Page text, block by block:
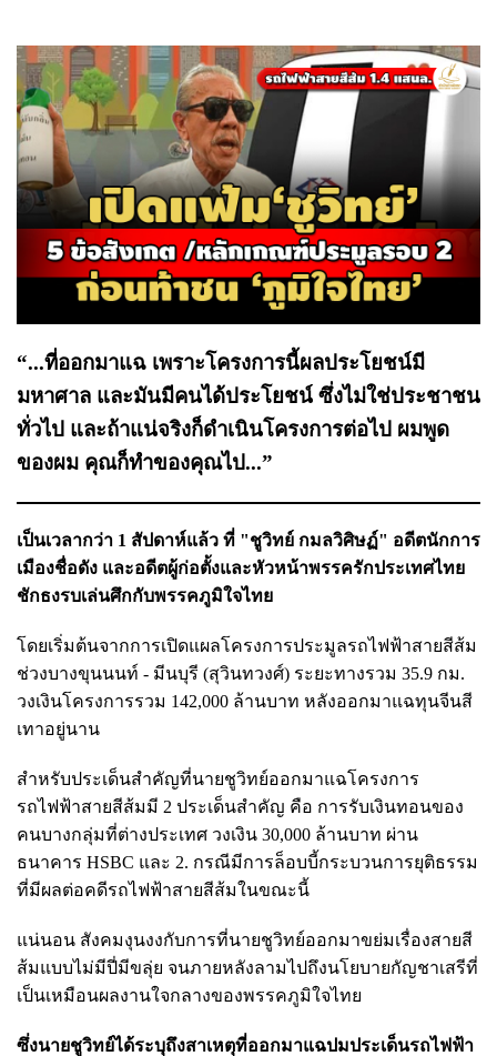
“...ที่ออกมาแฉ เพราะโครงการนี้ผลประโยชน์มี
มหาศาล และมันมีคนได้ประโยชน์ ซึ่งไม่ใช่ประชาชน
ทั่วไป และถ้าแน่จริงก็ดำเนินโครงการต่อไป ผมพูด
ของผม คุณก็ทำของคุณไป...”
เป็นเวลากว่า 1 สัปดาห์แล้ว ที่ "ชูวิทย์ กมลวิศิษฏ์" อดีตนักการ
เมืองชื่อดัง และอดีตผู้ก่อตั้งและหัวหน้าพรรครักประเทศไทย
ชักธงรบเล่นศึกกับพรรคภูมิใจไทย
โดยเริ่มต้นจากการเปิดแผลโครงการประมูลรถไฟฟ้าสายสีส้ม
ช่วงบางขุนนนท์ - มีนบุรี (สุวินทวงศ์) ระยะทางรวม 35.9 กม.
วงเงินโครงการรวม 142,000 ล้านบาท หลังออกมาแฉทุนจีนสี
เทาอยู่นาน
สำหรับประเด็นสำคัญที่นายชูวิทย์ออกมาแฉโครงการ
รถไฟฟ้าสายสีส้มมี 2 ประเด็นสำคัญ คือ การรับเงินทอนของ
คนบางกลุ่มที่ต่างประเทศ วงเงิน 30,000 ล้านบาท ผ่าน
ธนาคาร HSBC และ 2. กรณีมีการล็อบบี้กระบวนการยุติธรรม
ที่มีผลต่อคดีรถไฟฟ้าสายสีส้มในขณะนี้
แน่นอน สังคมงุนงงกับการที่นายชูวิทย์ออกมาขย่มเรื่องสายสี
ส้มแบบไม่มีปี่มีขลุ่ย จนภายหลังลามไปถึงนโยบายกัญชาเสรีที่
เป็นเหมือนผลงานใจกลางของพรรคภูมิใจไทย
ซึ่งนายชูวิทย์ได้ระบุถึงสาเหตุที่ออกมาแฉปมประเด็นรถไฟฟ้า